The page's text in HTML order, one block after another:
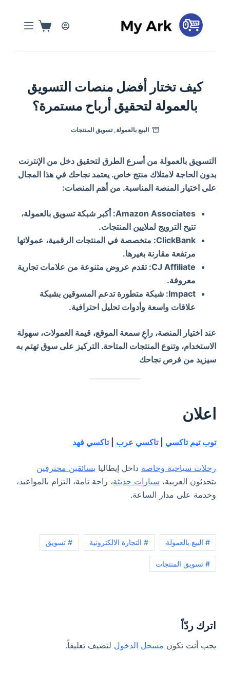
كيف تختار أفضل منصات التسويق
بالعمولة لتحقيق أرباح مستمرة؟
البيع بالعمولة,تسويق المنتجات
التسويق بالعمولة من أسرع الطرق لتحقيق دخل من الإنترنت
بدون الحاجة لامتلاك منتج خاص. يعتمد نجاحك في هذا المجال
على اختيار المنصة المناسبة. من أهم المنصات:
Amazon Associates: أكبر شبكة تسويق بالعمولة،
تتيح الترويج لملايين المنتجات.
ClickBank: متخصصة في المنتجات الرقمية، عمولاتها
مرتفعة مقارنة بغيرها.
CJ Affiliate: تقدم عروض متنوعة من علامات تجارية
معروفة.
Impact: شبكة متطورة تدعم المسوقين بشبكة
علاقات واسعة وأدوات تحليل احترافية.
عند اختيار المنصة، راعِ سمعة الموقع، قيمة العمولات، سهولة
الاستخدام، وتنوع المنتجات المتاحة. التركيز على سوق تهتم به
سيزيد من فرص نجاحك
اعلان
توب تيم تاكسي |تاكسي عرب |تاكسي فهد
رحلات سياحية وخاصة داخل إيطاليا بسائقين محترفين
يتحدثون العربية، سيارات حديثة، راحة تامة، التزام بالمواعيد،
وخدمة على مدار الساعة.
# البيع بالعمولة # التجارة الالكترونية # تسويق
# تسويق المنتجات
اترك ردّاً
يجب أنت تكون مسجل الدخول لتضيف تعليقاً.